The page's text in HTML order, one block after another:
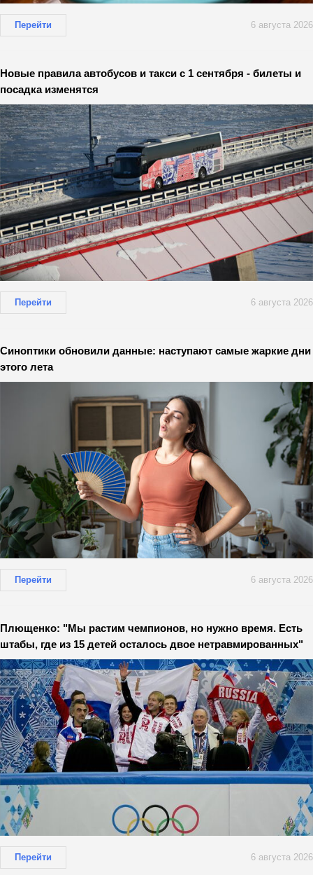
Перейти 6 августа 2026
Новые правила автобусов и такси с 1 сентября - билеты и
посадка изменятся
Перейти 6 августа 2026
Синоптики обновили данные: наступают самые жаркие дни
этого лета
Перейти 6 августа 2026
Плющенко: "Мы растим чемпионов, но нужно время. Есть
штабы, где из 15 детей осталось двое нетравмированных"
Перейти 6 августа 2026